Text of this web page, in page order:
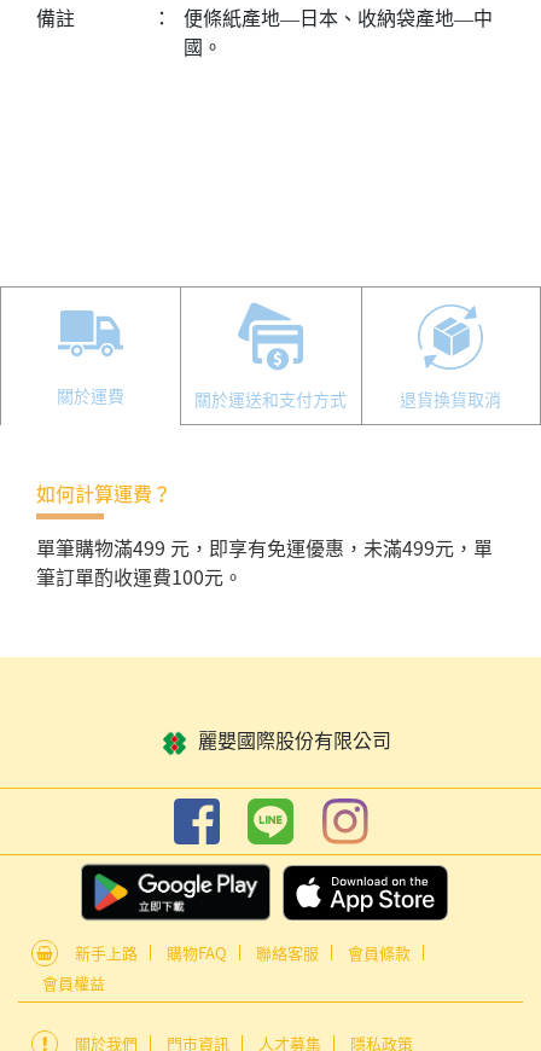
備註
：
便條紙產地—日本、收納袋產地—中
國。
關於運費 關於運送和支付方式 退貨換貨取消
如何計算運費？
單筆購物滿499 元，即享有免運優惠，未滿499元，單
筆訂單酌收運費100元。
麗嬰國際股份有限公司
新手上路 購物FAQ 聯絡客服
會員條款
會員權益
關於我們 門市資訊 人才募集 隱私政策